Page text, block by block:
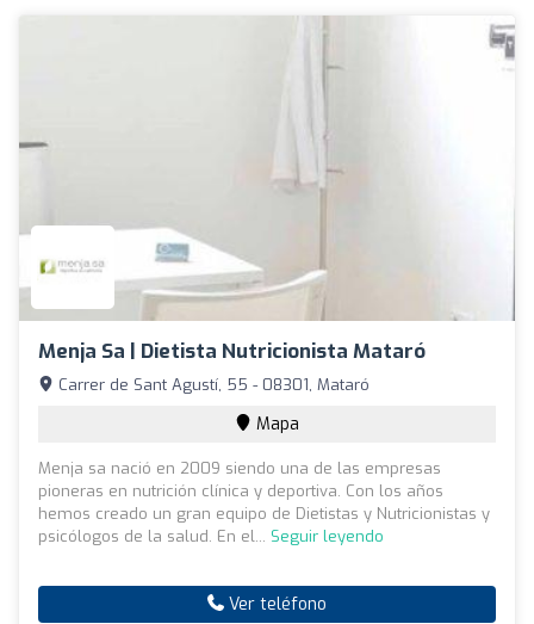
Menja Sa | Dietista Nutricionista Mataró
Carrer de Sant Agustí, 55 - 08301, Mataró
Mapa
Menja sa nació en 2009 siendo una de las empresas
pioneras en nutrición clínica y deportiva. Con los años
hemos creado un gran equipo de Dietistas y Nutricionistas y
psicólogos de la salud. En el... Seguir leyendo
Ver teléfono